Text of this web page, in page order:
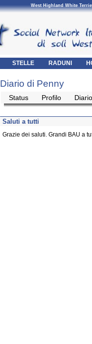
West Highland White
STELLE RADUNI
Diario di Penny
Status Profilo Diario
Saluti a tutti
Grazie dei saluti. Grandi BAU a